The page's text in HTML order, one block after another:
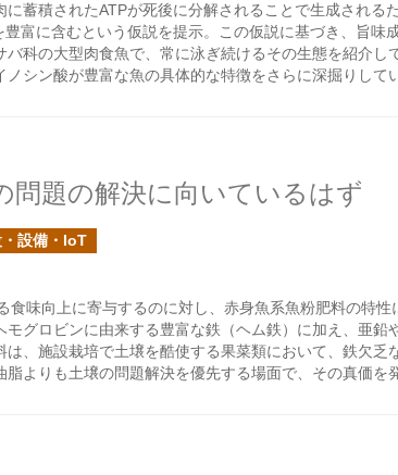
蓄積されたATPが死後に分解されることで生成されるた
富に含むという仮説を提示。この仮説に基づき、旨味
科の大型肉食魚で、常に泳ぎ続けるその生態を紹介し
シン酸が豊富な魚の具体的な特徴をさらに深掘りして
問題の解決に向いているはず
設備・IoT
食味向上に寄与するのに対し、赤身魚系魚粉肥料の特性
グロビンに由来する豊富な鉄（ヘム鉄）に加え、亜鉛
、施設栽培で土壌を酷使する果菜類において、鉄欠乏
よりも土壌の問題解決を優先する場面で、その真価を